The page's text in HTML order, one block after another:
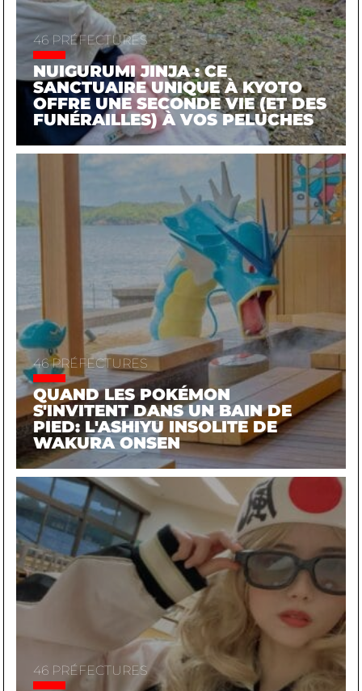
46 PRÉFECTURES
NUIGURUMI JINJA : CE
SANCTUAIRE UNIQUE À KYOTO
OFFRE UNE SECONDE VIE (ET DES
FUNÉRAILLES) À VOS PELUCHES
46 PRÉFECTURES
QUAND LES POKÉMON
S'INVITENT DANS UN BAIN DE
PIED: L'ASHIYU INSOLITE DE
WAKURA ONSEN
46 PRÉFECTURES